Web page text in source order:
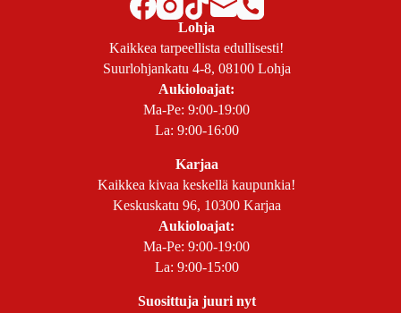
Lohja
Kaikkea tarpeellista edullisesti!
Suurlohjankatu 4-8, 08100 Lohja
Aukioloajat:
Ma-Pe: 9:00-19:00
La: 9:00-16:00
Karjaa
Kaikkea kivaa keskellä kaupunkia!
Keskuskatu 96, 10300 Karjaa
Aukioloajat:
Ma-Pe: 9:00-19:00
La: 9:00-15:00
Suosittuja juuri nyt